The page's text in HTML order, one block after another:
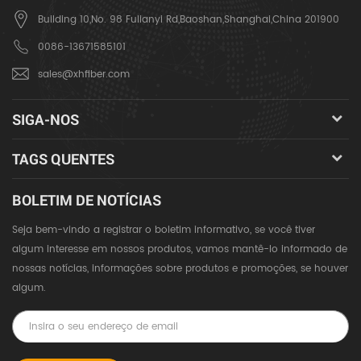
Building 10,No. 98 Fulianyi Rd,Baoshan,Shanghai,China 201900
0086-13671585101
sales@xhfiber.com
SIGA-NOS
TAGS QUENTES
BOLETIM DE NOTÍCIAS
Seja bem-vindo a registrar o boletim informativo, se você tiver
algum interesse em nossos produtos, vamos mantê-lo informado de
nossas notícias, informações sobre produtos e promoções, se houver
algum.